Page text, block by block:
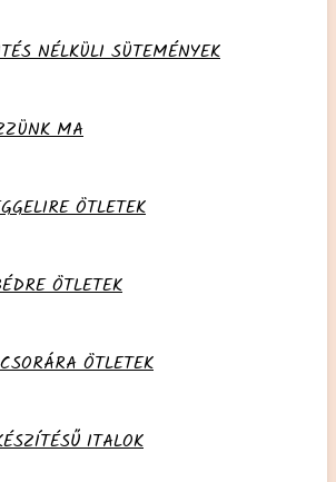
NÉLKÜLI SÜTEMÉNYEK
MA
ÖTLETEK
ÖTLETEK
ÖTLETEK
ITALOK